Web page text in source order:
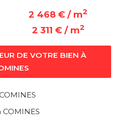
2 468 € / m2
2 311 € / m2
DE VOTRE BIEN À